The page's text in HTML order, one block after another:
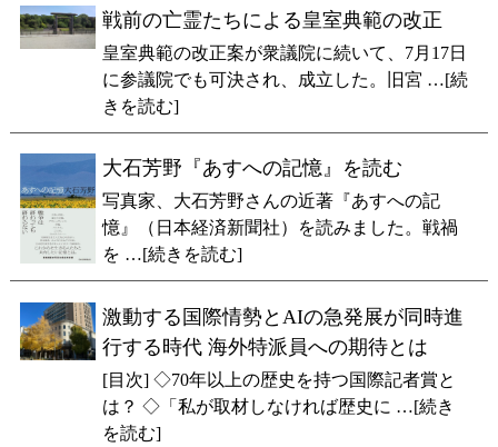
戦前の亡霊たちによる皇室典範の改正
皇室典範の改正案が衆議院に続いて、7月17日
に参議院でも可決され、成立した。旧宮 …[続
きを読む]
大石芳野『あすへの記憶』を読む
写真家、大石芳野さんの近著『あすへの記
憶』（日本経済新聞社）を読みました。戦禍
を …[続きを読む]
激動する国際情勢とAIの急発展が同時進
行する時代 海外特派員への期待とは
[目次] ◇70年以上の歴史を持つ国際記者賞と
は？ ◇「私が取材しなければ歴史に …[続き
を読む]